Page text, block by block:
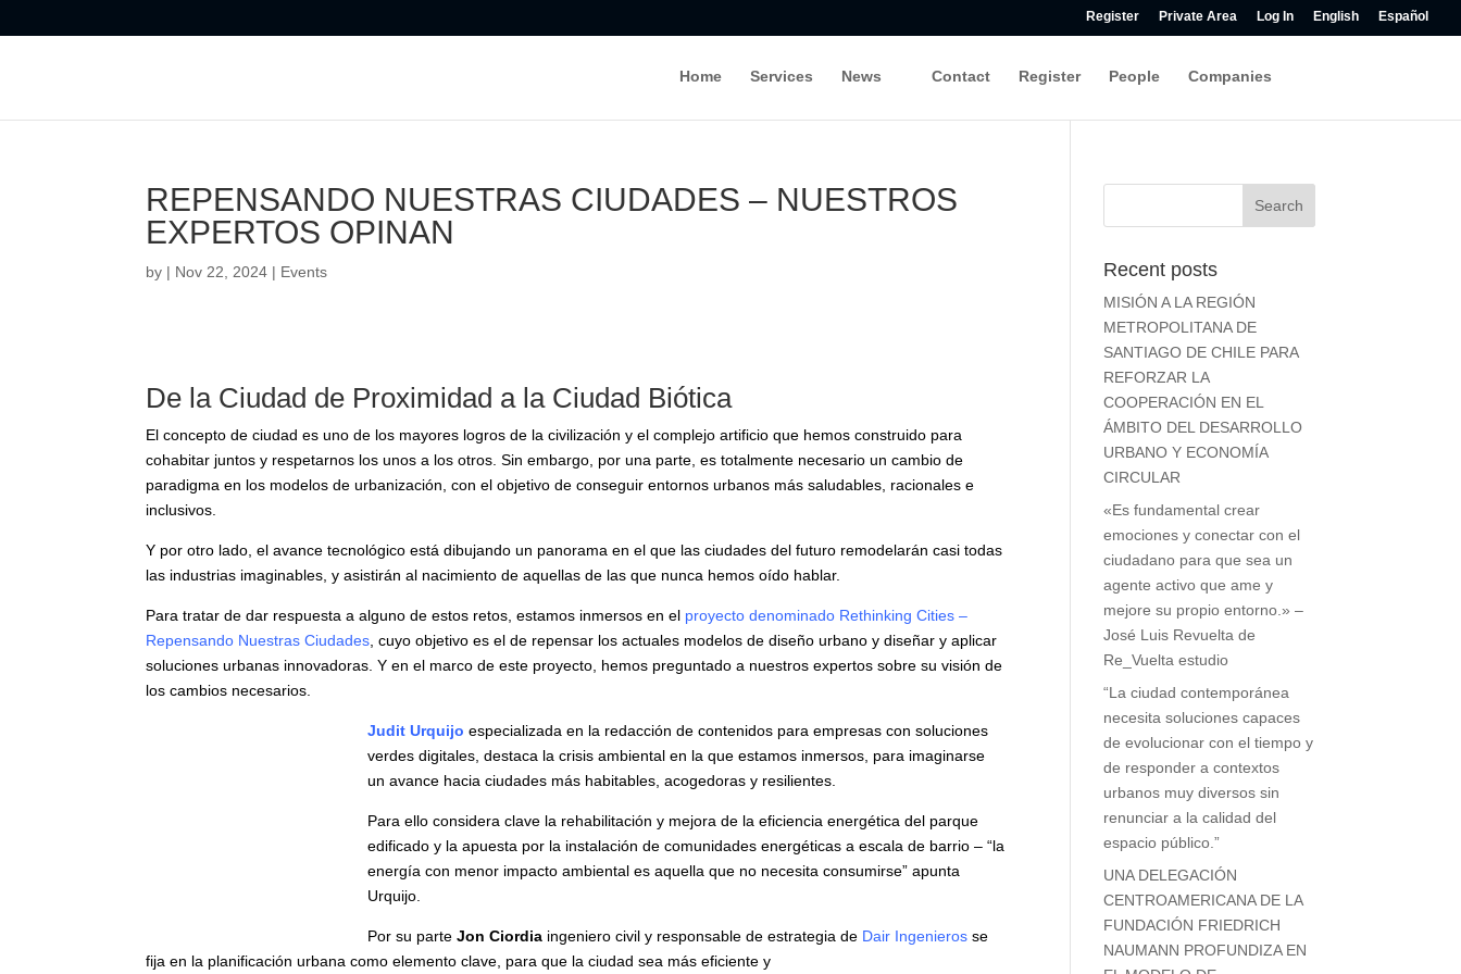
Register Private Area Log In English Español
Home Services News Contact Register People Companies
REPENSANDO NUESTRAS CIUDADES – NUESTROS
EXPERTOS OPINAN
by|Nov 22, 2024|Events
De la Ciudad de Proximidad a la Ciudad Biótica
El concepto de ciudad es uno de los mayores logros de la civilización y el complejo artificio que hemos construido
para cohabitar juntos y respetarnos los unos a los otros.Sin embargo, por una parte, es totalmente necesario un
cambio de paradigma en los modelos de urbanización, con el objetivo de conseguir entornos urbanos más
saludables, racionales e inclusivos.
Y por otro lado, el avance tecnológico está dibujando un panorama en el que las ciudades del futuro remodelarán
casi todas las industrias imaginables, y asistirán al nacimiento de aquellas de las que nunca hemos oído hablar.
Para tratar de dar respuesta a alguno de estos retos, estamos inmersos en el proyecto denominado Rethinking Cities
– Repensando Nuestras Ciudades, cuyo objetivo es el de repensar los actuales modelos de diseño urbano y diseñar y
aplicar soluciones urbanas innovadoras. Y en el marco de este proyecto, hemos preguntado a nuestros expertos
sobre su visión de los cambios necesarios.
Judit Urquijo especializada en la redacción de contenidos para empresas con
soluciones verdes digitales, destaca la crisis ambiental en la que estamos inmersos,
para imaginarse un avance hacia ciudades más habitables, acogedoras y resilientes.
Para ello considera clave la rehabilitación y mejora de la eficiencia energética del
parque edificado y la apuesta por la instalación de comunidades energéticas a escala
de barrio – “la energía con menor impacto ambiental es aquella que no necesita
consumirse” apunta Urquijo.
Por su parteJon Ciordia ingeniero civil y responsable de estrategia de Dair Ingenieros
se fija en la planificaciónurbana como elemento clave, para que la ciudad sea más
Recent posts
MISIÓN A LA REGIÓN
METROPOLITANA DE
SANTIAGO DE CHILE PARA
REFORZAR LA COOPERACIÓN
EN EL ÁMBITO DEL
DESARROLLO URBANO Y
ECONOMÍA CIRCULAR
«Es fundamental crear
emociones y conectar con el
ciudadano para que sea un
agente activo que ame y
mejore su propio entorno.» –
José Luis Revuelta de
Re_Vuelta estudio
“La ciudad contemporánea
necesita soluciones capaces
de evolucionar con el tiempo
y de responder a contextos
urbanos muy diversos sin
renunciar a la calidad del
espacio público.”
UNA DELEGACIÓN
CENTROAMERICANA DE LA
FUNDACIÓN FRIEDRICH
NAUMANN PROFUNDIZA EN
EL MODELO DE